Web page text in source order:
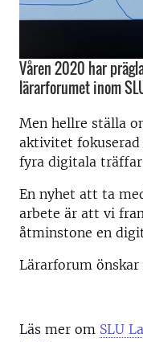
Våren 2020 har
lärarforumet inom
Men hellre ställa
aktivitet fokuserad
fyra digitala
En nyhet att ta
arbete är att vi
åtminstone en
Lärarforum
Läs mer om SLU